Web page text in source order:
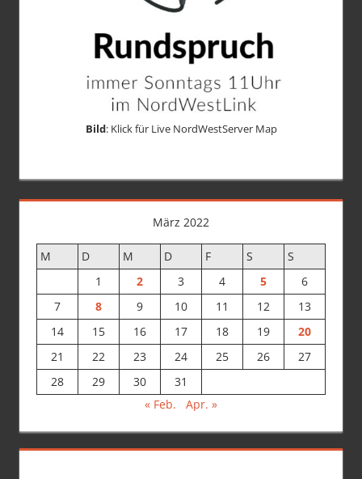
Bild: Klick für Live NordWestServer Map
März 2022
M D M D F S
S
1
2 3 4 5
6
7
8 9 10 11 12
13
14
15 16 17 18 19
20
21
22 23 24 25 26
27
28
29 30
31
« Feb.
Apr. »